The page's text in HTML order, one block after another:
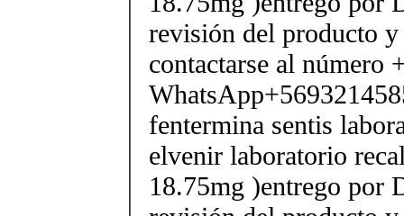
revisión del producto
contactarse al número
fentermina sentis
elvenir laboratorio
18.75mg )entrego por